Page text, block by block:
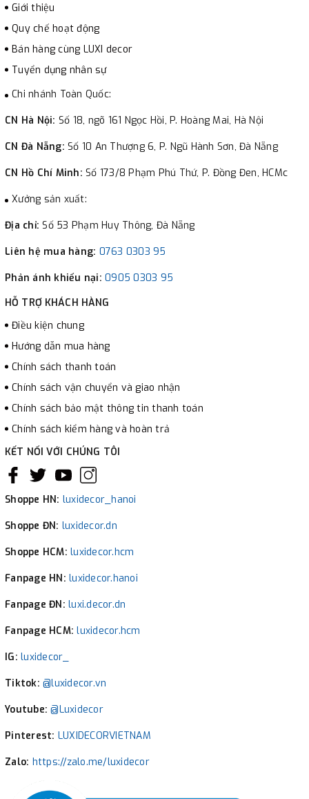
Giới thiệu
Quy chế hoạt động
Bán hàng cùng LUXI decor
Tuyển dụng nhân sự
Chi nhánh Toàn Quốc:
CN Hà Nội: Số 18, ngõ 161 Ngọc Hồi, P. Hoàng Mai, Hà Nội
CN Đà Nẵng: Số 10 An Thượng 6, P. Ngũ Hành Sơn, Đà Nẵng
CN Hồ Chí Minh: Số 173/8 Phạm Phú Thứ, P. Đồng Đen, HCMc
Xưởng sản xuất:
Địa chỉ:Số 53 Phạm Huy Thông, Đà Nẵng
Liên hệ mua hàng: 0763 0303 95
Phản ánh khiếu nại: 0905 0303 95
HỖ TRỢ KHÁCH HÀNG
Điều kiện chung
Hướng dẫn mua hàng
Chính sách thanh toán
Chính sách vận chuyển và giao nhận
Chính sách bảo mật thông tin thanh toán
Chính sách kiểm hàng và hoàn trả
KẾT NỐI VỚI CHÚNG TÔI
Shoppe HN: luxidecor_hanoi
Shoppe ĐN: luxidecor.dn
Shoppe HCM: luxidecor.hcm
Fanpage HN: luxidecor.hanoi
Fanpage ĐN: luxi.decor.dn
Fanpage HCM:luxidecor.hcm
IG: luxidecor_
Tiktok: @luxidecor.vn
Youtube:@Luxidecor
Pinterest: LUXIDECORVIETNAM
Zalo: https://zalo.me/luxidecor